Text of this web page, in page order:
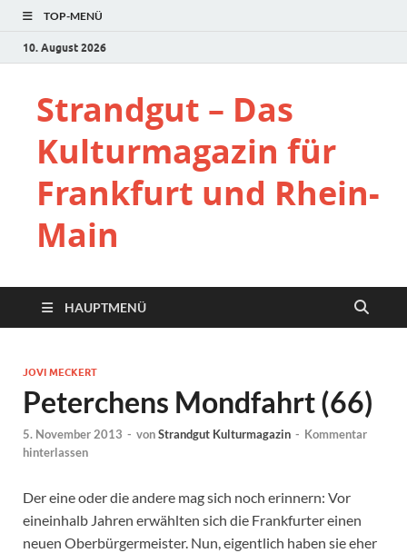
TOP-MENÜ
10. August 2026
Strandgut – Das
Kulturmagazin für
Frankfurt und Rhein-
Main
HAUPTMENÜ
JOVI MECKERT
Peterchens Mondfahrt (66)
5. November 2013 - vonStrandgut Kulturmagazin - Kommentar
hinterlassen
Der eine oder die andere mag sich noch erinnern: Vor
eineinhalb Jahren erwählten sich die Frankfurter einen
neuen Oberbürgermeister. Nun, eigentlich haben sie eher